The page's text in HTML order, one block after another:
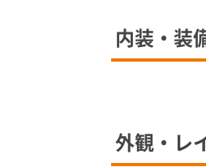
内装・装
外観・レ